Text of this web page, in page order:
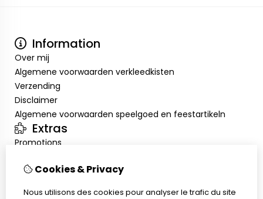
Information
Over mij
Algemene voorwaarden verkleedkisten
Verzending
Disclaimer
Algemene voorwaarden speelgoed en feestartikeln
Extras
Promotions
InloggenCookies & Privacy
Nous utilisons des cookies pour analyser le trafic du site